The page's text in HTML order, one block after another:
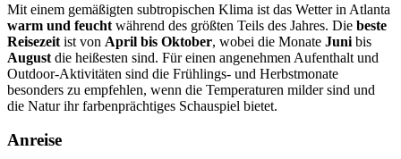
Mit einem gemäßigten subtropischen Klima ist das Wetter in Atlanta
warm und feucht während des größten Teils des Jahres. Die beste
Reisezeit ist von April bis Oktober, wobei die Monate Juni bis
August die heißesten sind. Für einen angenehmen Aufenthalt und
Outdoor-Aktivitäten sind die Frühlings- und Herbstmonate
besonders zu empfehlen, wenn die Temperaturen milder sind und
die Natur ihr farbenprächtiges Schauspiel bietet.
Anreise